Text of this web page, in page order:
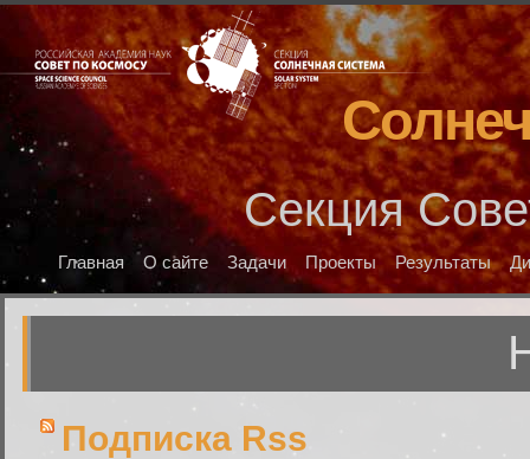
Секция
Главная О сайте Задачи Проекты Результаты
Подписка Rss